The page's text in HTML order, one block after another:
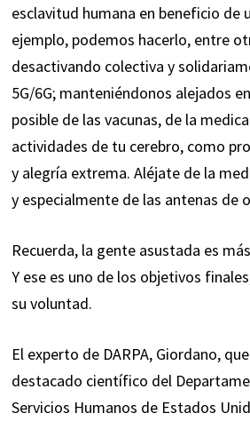
esclavitud humana en beneficio de
ejemplo, podemos hacerlo, entre
desactivando colectiva y
5G/6G; manteniéndonos alejados
posible de las vacunas, de la
actividades de tu cerebro, como
y alegría extrema. Aléjate de la
y especialmente de las antenas de
Recuerda, la gente asustada es
Y ese es uno de los objetivos
su voluntad.
El experto de DARPA, Giordano,
destacado científico del
Servicios Humanos de Estados